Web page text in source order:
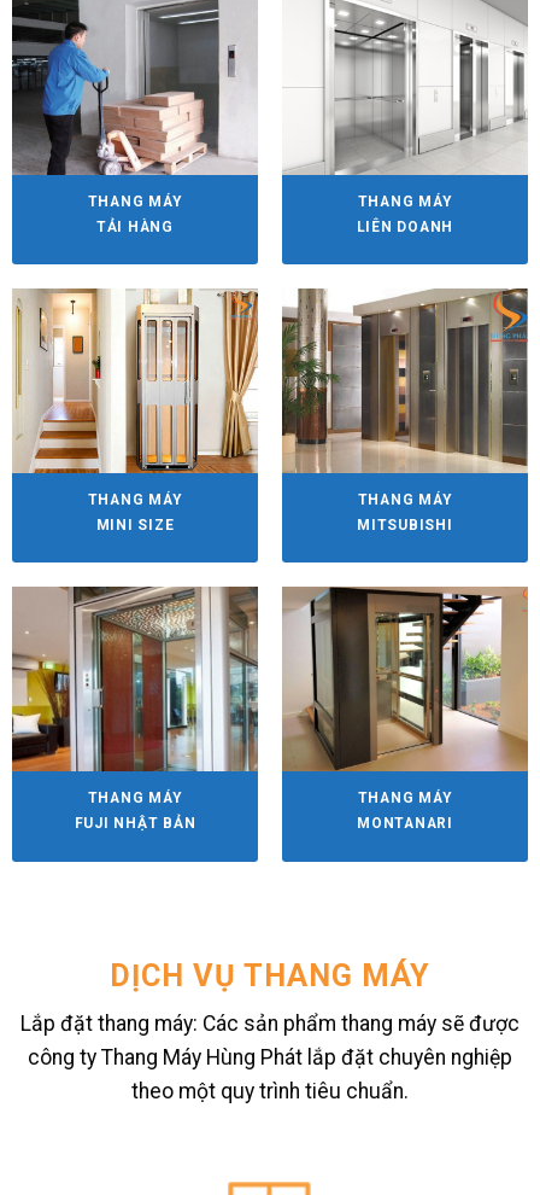
THANG MÁY
TẢI HÀNG
THANG MÁY
LIÊN DOANH
THANG MÁY
MINI SIZE
THANG MÁY
MITSUBISHI
THANG MÁY
FUJI NHẬT BẢN
THANG MÁY
MONTANARI
DỊCH VỤ THANG MÁY
Lắp đặt thang máy: Các sản phẩm thang máy sẽ được
công ty Thang Máy Hùng Phát lắp đặt chuyên nghiệp
theo một quy trình tiêu chuẩn.